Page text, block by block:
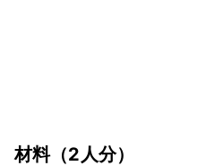
材料（2人分）